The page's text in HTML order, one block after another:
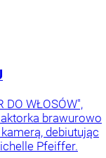
WŁOSÓW",
brawurowo
debiutując
Pfeiffer.